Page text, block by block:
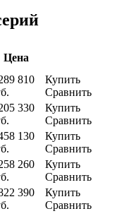
Цена
810
Купить
Сравнить
330
Купить
Сравнить
130
Купить
Сравнить
260
Купить
Сравнить
390
Купить
Сравнить